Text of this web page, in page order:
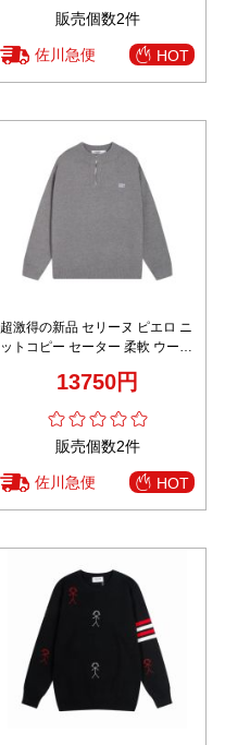
販売個数2件
佐川急便 HOT
超激得の新品 セリーヌ ピエロ ニ
ットコピー セーター 柔軟 ウール
13750円
販売個数2件
佐川急便 HOT